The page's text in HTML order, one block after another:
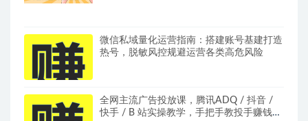
微信私域量化运营指南：搭建账号基建打造
热号，脱敏风控规避运营各类高危风险
全网主流广告投放课，腾讯ADQ / 抖音 /
快手 / B 站实操教学，手把手教投手赚钱变